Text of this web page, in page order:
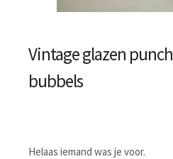
Vintage glazen
bubbels
Helaas iemand was je voor.